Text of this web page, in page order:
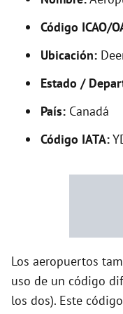
Código ICAO/
Ubicación:
Estado /
País: Canadá
Código IATA:
Los aeropuertos
uso de un código
los dos). Este